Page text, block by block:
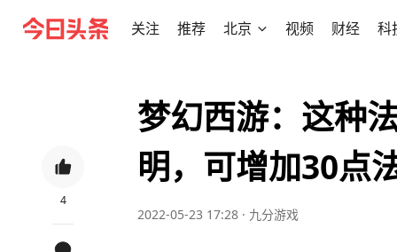
关注 推荐 北京 视频 财经 科
4
梦幻西游：这种
明，可增加30点
2022-05-23 17:28 · 九分游戏